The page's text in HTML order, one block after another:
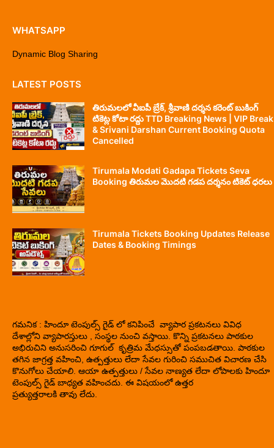
WHATSAPP
Dynamic Blog Sharing
LATEST POSTS
తిరుమలలో వీఐపీ బ్రేక్, శ్రీవాణి దర్శన కరెంట్ బుకింగ్
టికెట్ల కోటా రద్దు TTD Breaking News | VIP Break
& Srivani Darshan Current Booking Quota
Cancelled
Tirumala Modati Gadapa Tickets Seva
Booking తిరుమల మొదటి గడప దర్శనం టికెట్ ధరలు
Tirumala Tickets Booking Updates Release
Dates & Booking Timings
గమనిక : హిందూ టెంపుల్స్ గైడ్ లో కనిపించే వ్యాపార ప్రకటనలు వివిధ
దేశాల్లోని వ్యాపారస్తులు , సంస్థల నుంచి వస్తాయి. కొన్ని ప్రకటనలు పాఠకుల
అభిరుచిని అనుసరించి గూగుల్ కృత్రిమ మేధస్సుతో పంపబడతాయి. పాఠకుల
తగిన జాగ్రత్త వహించి, ఉత్పత్తులు లేదా సేవల గురించి సముచిత విచారణ చేసి
కొనుగోలు చేయాలి. ఆయా ఉత్పత్తులు / సేవల నాణ్యత లేదా లోపాలకు హిందూ
టెంపుల్స్ గైడ్ బాధ్యత వహించదు. ఈ విషయంలో ఉత్తర
ప్రత్యుత్తరాలకి తావు లేదు.